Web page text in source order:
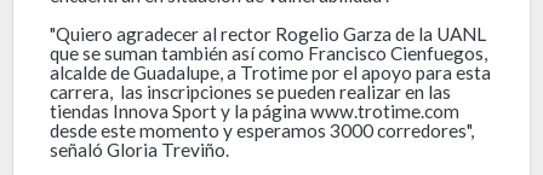
"Quiero agradecer al rector Rogelio Garza de la UANL
que se suman también así como Francisco Cienfuegos,
alcalde de Guadalupe, a Trotime por el apoyo para esta
carrera, las inscripciones se pueden realizar en las
tiendas Innova Sport y la página www.trotime.com
desde este momento y esperamos 3000 corredores",
señaló Gloria Treviño.